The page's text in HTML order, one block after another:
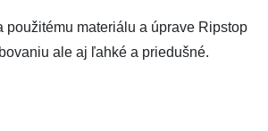
použitému materiálu a úprave Ripstop
ale aj ľahké a priedušné.